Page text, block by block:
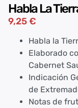
Habla La
9,25€
Habla la
Elaborado
Cabernet
Indicación
de
Notas de